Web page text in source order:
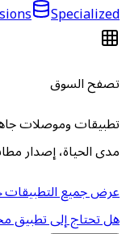
Specialized
تصفح السوق
تطبيقات وموصلات
مدى الحياة، إصدار
عرض جميع التطبيقات
هل تحتاج إلى